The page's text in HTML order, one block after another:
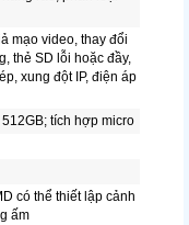
mạo video, thay đổi
thẻ SD lỗi hoặc đầy,
xung đột IP, điện áp
tích hợp micro
có thể thiết lập cảnh
ấm